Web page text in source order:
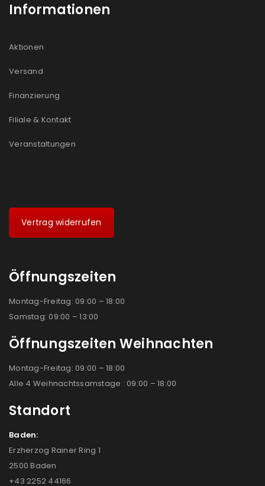
Informationen
Aktionen
Versand
Finanzierung
Filiale & Kontakt
Veranstaltungen
Vertrag widerrufen
Öffnungszeiten
Montag-Freitag: 09:00 – 18:00
Samstag: 09:00 – 13:00
Öffnungszeiten Weihnachten
Montag-Freitag: 09:00 – 18:00
Alle 4 Weihnachtssamstage : 09:00 – 18:00
Standort
Baden:
Erzherzog Rainer Ring 1
2500 Baden
+43 2252 44166